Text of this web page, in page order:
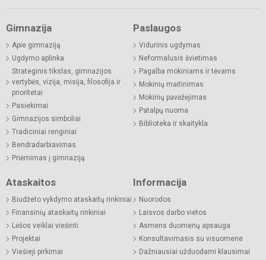
Gimnazija
Apie gimnaziją
Ugdymo aplinka
Strateginis tikslas, gimnazijos
vertybės, vizija, misija, filosofija ir
prioritetai
Pasiekimai
Gimnazijos simboliai
Tradiciniai renginiai
Bendradarbiavimas
Priėmimas į gimnaziją
Paslaugos
Vidurinis ugdymas
Neformalusis švietimas
Pagalba mokiniams ir tėvams
Mokinių maitinimas
Mokinių pavėžėjimas
Patalpų nuoma
Biblioteka ir skaitykla
Ataskaitos
Biudžeto vykdymo ataskaitų rinkiniai
Finansinių ataskaitų rinkiniai
Lėšos veiklai viešinti
Projektai
Viešieji pirkimai
Informacija
Nuorodos
Laisvos darbo vietos
Asmens duomenų apsauga
Konsultavimasis su visuomene
Dažniausiai užduodami klausimai